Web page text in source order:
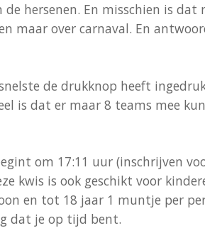
hersenen. En misschien is dat
maar over carnaval. En
de drukknop heeft
is dat er maar 8 teams mee
om 17:11 uur (inschrijven
kwis is ook geschikt voor
en tot 18 jaar 1 muntje per
dat je op tijd bent.